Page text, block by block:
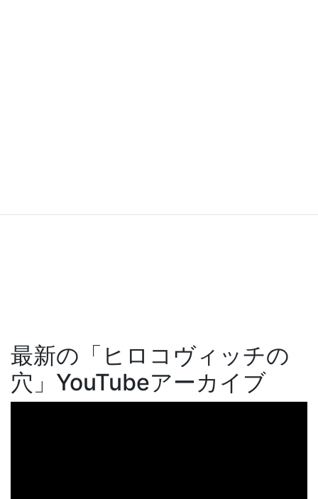
最新の「ヒロコヴィッチの
穴」YouTubeアーカイブ